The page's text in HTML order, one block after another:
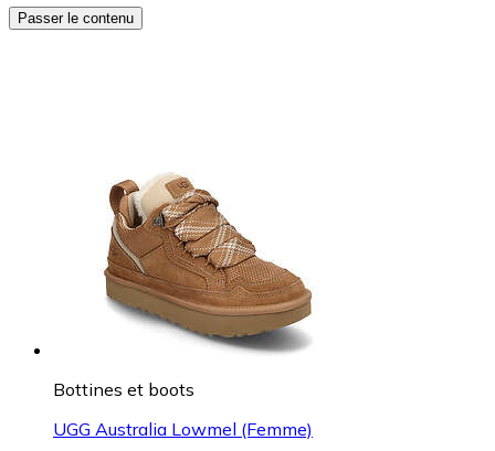
Passer le contenu
Bottines et boots
UGG Australia Lowmel (Femme)